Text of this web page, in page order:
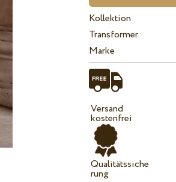
Kollektion
Transformer
Marke
Versand
kostenfrei
Qualitätssiche
rung